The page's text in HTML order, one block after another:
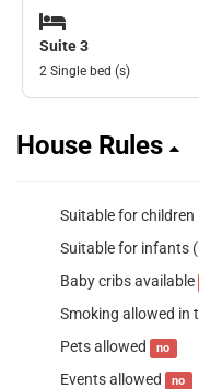
Suite 3
2 Single bed (s)
House Rules
Suitable for
Suitable for infants
Baby cribs available
Smoking allowed in
Pets allowed no
Events allowed no